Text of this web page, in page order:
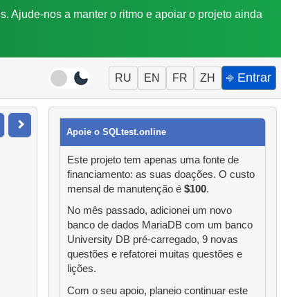
Ajude-nos a manter o ritmo e apoiar o projeto ainda
RU EN FR ZH ⎆ Entrar
Apoie o SQLtest.online
Este projeto tem apenas uma fonte de
financiamento: as suas doações. O custo
mensal de manutenção é $100.
No mês passado, adicionei um novo
banco de dados MariaDB com um banco
University DB pré-carregado, 9 novas
questões e refatorei muitas questões e
lições.
Com o seu apoio, planeio continuar este